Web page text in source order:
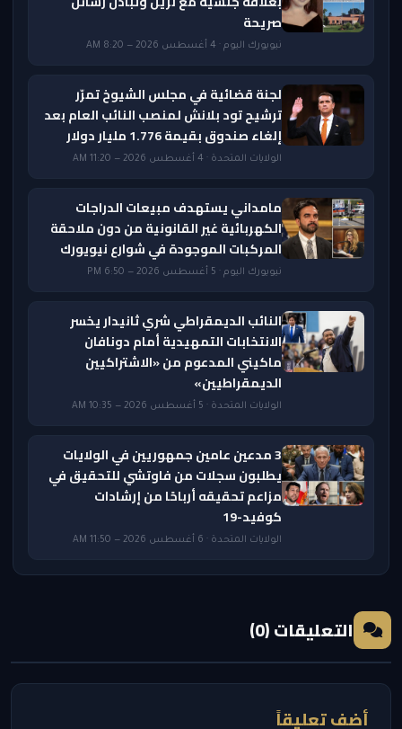
صريحة
نيويورك اليوم · 4 أغسطس 2026 — 8:20 AM
لجنة قضائية في مجلس الشيوخ تمرّر
ترشيح تود بلانش لمنصب النائب العام بعد
إلغاء صندوق بقيمة 1.776 مليار دولار
الولايات المتحدة · 4 أغسطس 2026 — 11:20 AM
مامداني يستهدف مبيعات الدراجات
الكهربائية غير القانونية من دون ملاحقة
المركبات الموجودة في شوارع نيويورك
نيويورك اليوم · 5 أغسطس 2026 — 6:50 PM
النائب الديمقراطي شري ثانيدار يخسر
الانتخابات التمهيدية أمام دونافان
ماكيني المدعوم من «الاشتراكيين
الديمقراطيين»
الولايات المتحدة · 5 أغسطس 2026 — 10:35 AM
3 مدعين عامين جمهوريين في الولايات
يطلبون سجلات من فاوتشي للتحقيق في
مزاعم تحقيقه أرباحًا من إرشادات
كوفيد-19
الولايات المتحدة · 6 أغسطس 2026 — 11:50 AM
التعليقات (0)
أضف تعليقاً